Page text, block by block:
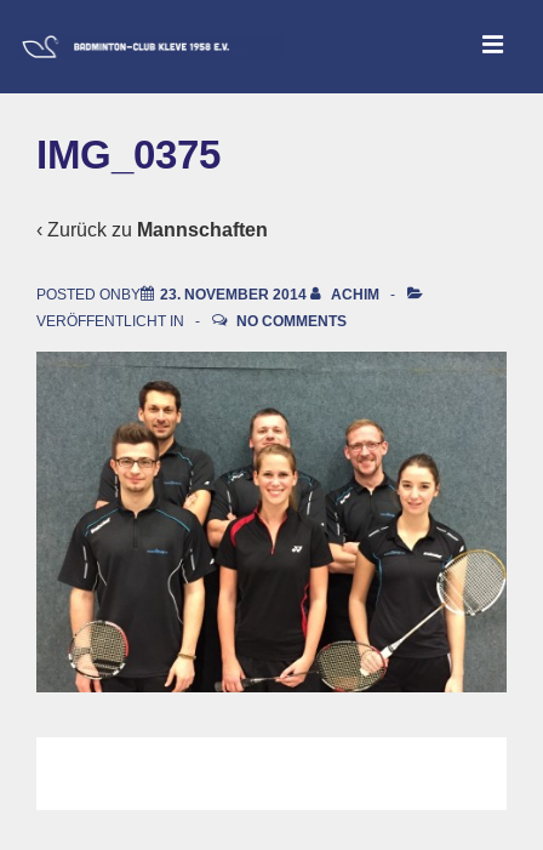
Zum
Navigation
IMG_0375
‹ Zurück zu Mannschaften
POSTED ONBY 23. NOVEMBER 2014
ACHIM
VERÖFFENTLICHT IN
NO COMMENTS